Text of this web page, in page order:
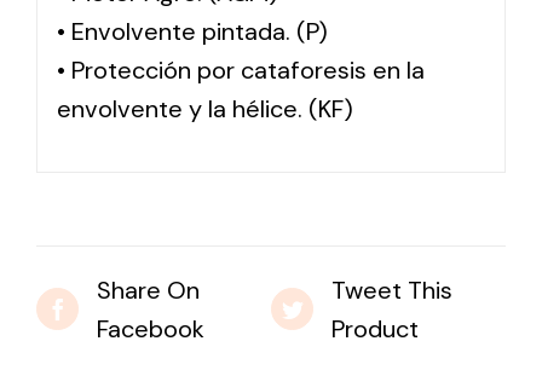
• Envolvente pintada. (P)
• Protección por cataforesis en la
envolvente y la hélice. (KF)
Share On
Facebook
Tweet This
Product